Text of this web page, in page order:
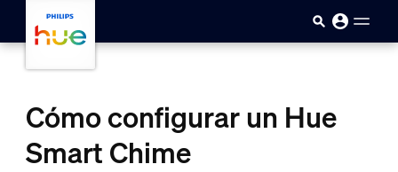
Cómo configurar un Hue
Smart Chime